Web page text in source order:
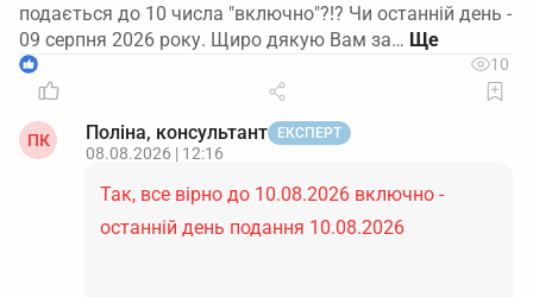
подається до 10 числа "включно"?!? Чи останній день -
09 серпня 2026 року. Щиро дякую Вам за…
1 10
ПК Поліна, консультант ЕКСПЕРТ
08.08.2026 | 12:16
Так, все вірно до 10.08.2026 включно -
останній день подання 10.08.2026